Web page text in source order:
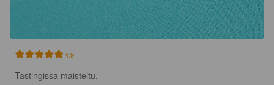
4.9
Tastingissa maisteltu.